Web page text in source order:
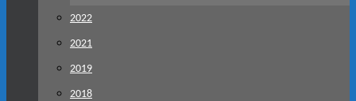
2022
2021
2019
2018